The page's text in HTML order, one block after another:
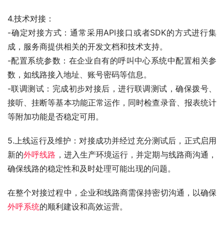
4.技术对接：
-确定对接方式：通常采用API接口或者SDK的方式进行集
成，服务商提供相关的开发文档和技术支持。
-配置系统参数：在企业自有的呼叫中心系统中配置相关参
数，如线路接入地址、账号密码等信息。
-联调测试：完成初步对接后，进行联调测试，确保拨号、
接听、挂断等基本功能正常运作，同时检查录音、报表统计
等附加功能是否稳定可用。
5.上线运行及维护：对接成功并经过充分测试后，正式启用
新的外呼线路 ，进入生产环境运行，并定期与线路商沟通，
确保线路的稳定性和及时处理可能出现的问题。
在整个对接过程中，企业和线路商需保持密切沟通，以确保
外呼系统的顺利建设和高效运营。